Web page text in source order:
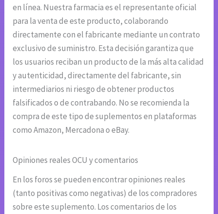
en línea. Nuestra farmacia es el representante oficial
para la venta de este producto, colaborando
directamente con el fabricante mediante un contrato
exclusivo de suministro. Esta decisión garantiza que
los usuarios reciban un producto de la más alta calidad
y autenticidad, directamente del fabricante, sin
intermediarios ni riesgo de obtener productos
falsificados o de contrabando. No se recomienda la
compra de este tipo de suplementos en plataformas
como Amazon, Mercadona o eBay.
Opiniones reales OCU y comentarios
En los foros se pueden encontrar opiniones reales
(tanto positivas como negativas) de los compradores
sobre este suplemento. Los comentarios de los